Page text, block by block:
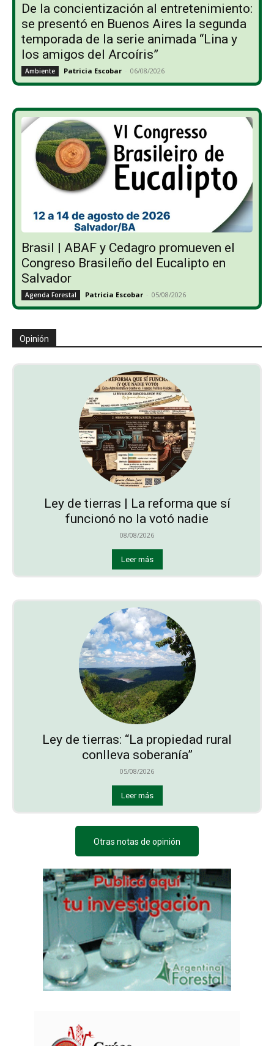
De la concientización al entretenimiento:
se presentó en Buenos Aires la segunda
temporada de la serie animada “Lina y
los amigos del Arcoíris”
Ambiente Patricia Escobar - 06/08/2026
Brasil | ABAF y Cedagro promueven el
Congreso Brasileño del Eucalipto en
Salvador
Agenda Forestal Patricia Escobar - 05/08/2026
Opinión
Ley de tierras | La reforma que sí
funcionó no la votó nadie
08/08/2026
Leer más
Ley de tierras: “La propiedad rural
conlleva soberanía”
05/08/2026
Leer más
Otras notas de opinión